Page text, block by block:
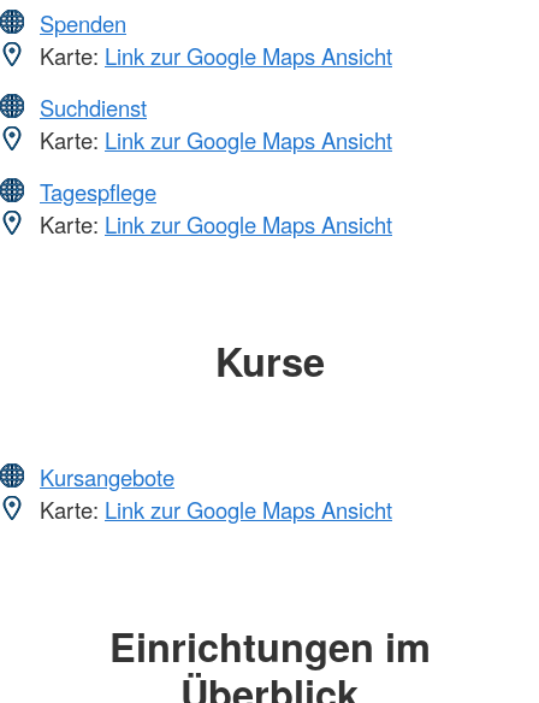
Spenden
Karte: Link zur Google Maps Ansicht
Suchdienst
Karte: Link zur Google Maps Ansicht
Tagespflege
Karte: Link zur Google Maps Ansicht
Kurse
Kursangebote
Karte: Link zur Google Maps Ansicht
Einrichtungen im